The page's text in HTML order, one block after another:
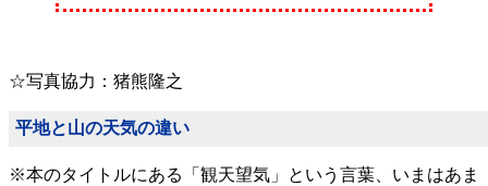
☆写真協力：猪熊隆之
平地と山の天気の違い
※本のタイトルにある「観天望気」という言葉、いまはあま